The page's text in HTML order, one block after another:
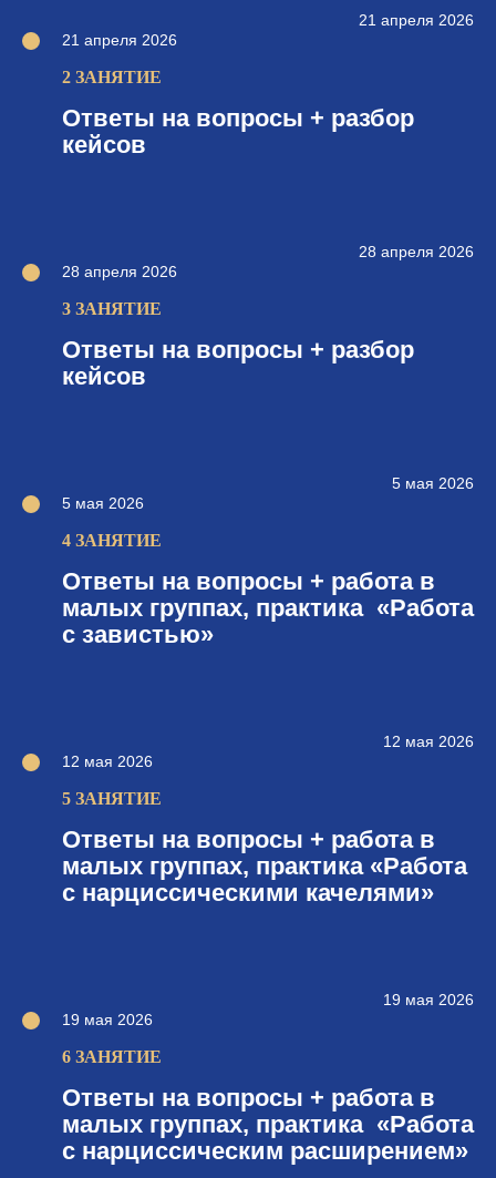
21 апреля 2026
21 апреля 2026
2 ЗАНЯТИЕ
Ответы на вопросы + разбор
кейсов
28 апреля 2026
28 апреля 2026
3 ЗАНЯТИЕ
Ответы на вопросы + разбор
кейсов
5 мая 2026
5 мая 2026
4 ЗАНЯТИЕ
Ответы на вопросы + работа в
малых группах, практика «Работа
с завистью»
12 мая 2026
12 мая 2026
5 ЗАНЯТИЕ
Ответы на вопросы + работа в
малых группах, практика «Работа
с нарциссическими качелями»
19 мая 2026
19 мая 2026
6 ЗАНЯТИЕ
Ответы на вопросы + работа в
малых группах, практика «Работа
с нарциссическим расширением»